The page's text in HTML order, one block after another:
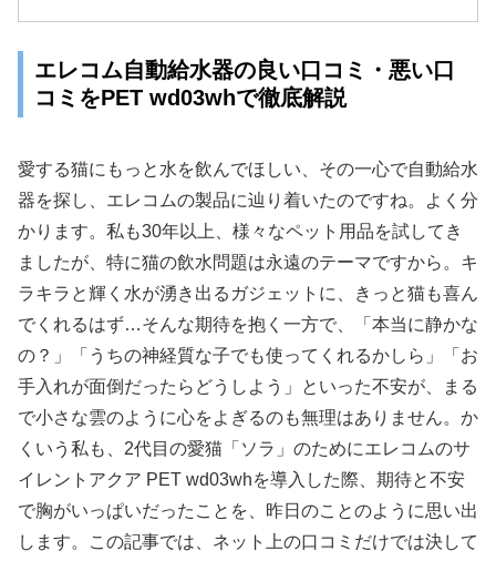
エレコム自動給水器の良い口コミ・悪い口
コミをPET wd03whで徹底解説
愛する猫にもっと水を飲んでほしい、その一心で自動給水
器を探し、エレコムの製品に辿り着いたのですね。よく分
かります。私も30年以上、様々なペット用品を試してき
ましたが、特に猫の飲水問題は永遠のテーマですから。キ
ラキラと輝く水が湧き出るガジェットに、きっと猫も喜ん
でくれるはず…そんな期待を抱く一方で、「本当に静かな
の？」「うちの神経質な子でも使ってくれるかしら」「お
手入れが面倒だったらどうしよう」といった不安が、まる
で小さな雲のように心をよぎるのも無理はありません。か
くいう私も、2代目の愛猫「ソラ」のためにエレコムのサ
イレントアクア PET wd03whを導入した際、期待と不安
で胸がいっぱいだったことを、昨日のことのように思い出
します。この記事では、ネット上の口コミだけでは決して